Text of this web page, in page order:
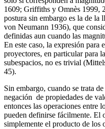
1609; Griffiths y Omnès 1999,
postura sin embargo es la de
von Neumann 1936), que
definidas aun cuando las
En este caso, la expresión para
proyectores, en particular para
subespacios, no es trivial
45).
Sin embargo, cuando se trata
negación de propiedades de
entonces las operaciones entre
pueden definirse fácilmente. El
simplemente el producto de los